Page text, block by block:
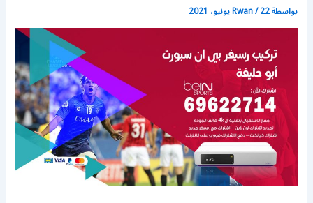
بواسطة Rwan/22 يونيو، 2021